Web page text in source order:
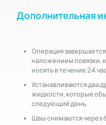
Дополнительная
Операция
наложением повязки,
носить в течение 24
Устанавливаются два
жидкости, которые
следующий день.
Швы снимаются через